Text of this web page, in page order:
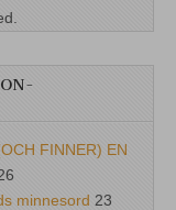
FINNER) EN
minnesord 23